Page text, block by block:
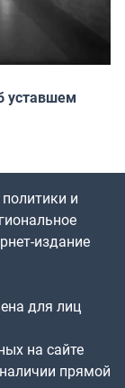
уставшем
и
издание
для лиц
на сайте
прямой